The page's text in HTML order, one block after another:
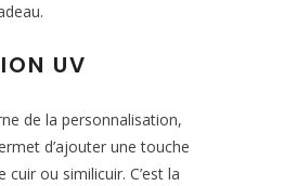
UV
de la personnalisation,
d’ajouter une touche
ou similicuir. C’est la